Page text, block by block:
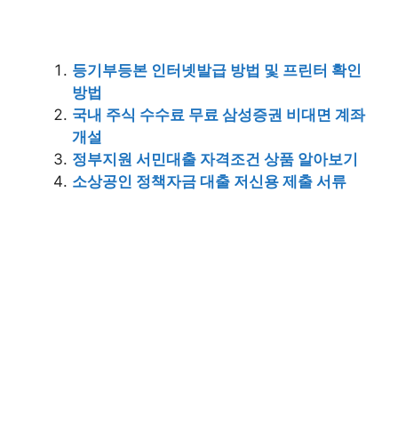
등기부등본 인터넷발급 방법 및 프린터 확인
방법
국내 주식 수수료 무료 삼성증권 비대면 계좌
개설
정부지원 서민대출 자격조건 상품 알아보기
소상공인 정책자금 대출 저신용 제출 서류